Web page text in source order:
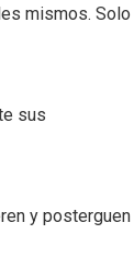
mismos. Solo
sus
y posterguen